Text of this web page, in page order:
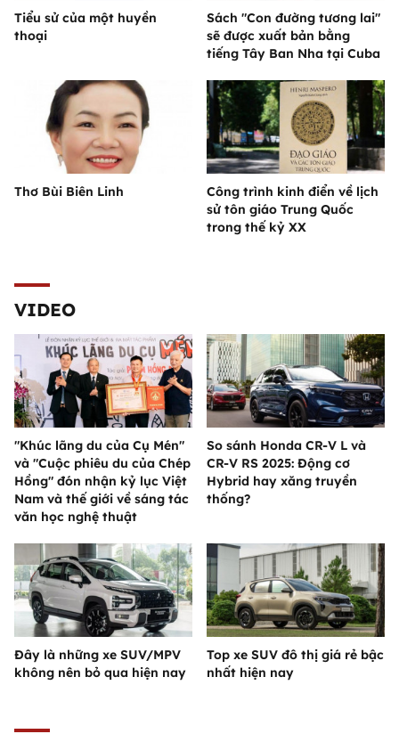
Tiểu sử của một huyền
thoại
Sách "Con đường tương lai"
sẽ được xuất bản bằng
tiếng Tây Ban Nha tại Cuba
Thơ Bùi Biên Linh
Công trình kinh điển về lịch
sử tôn giáo Trung Quốc
trong thế kỷ XX
VIDEO
"Khúc lãng du của Cụ Mén"
và "Cuộc phiêu du của Chép
Hồng" đón nhận kỷ lục Việt
Nam và thế giới về sáng tác
văn học nghệ thuật
So sánh Honda CR-V L và
CR-V RS 2025: Động cơ
Hybrid hay xăng truyền
thống?
Đây là những xe SUV/MPV
không nên bỏ qua hiện nay
Top xe SUV đô thị giá rẻ bậc
nhất hiện nay